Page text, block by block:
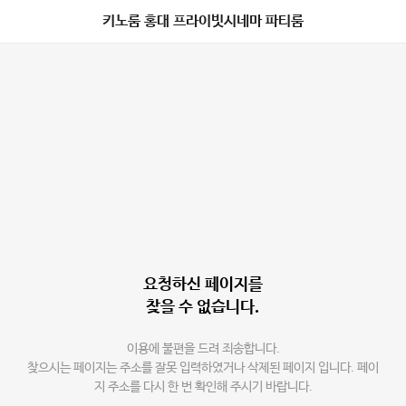
키노룸 홍대 프라이빗시네마 파티룸
요청하신 페이지를
찾을 수 없습니다.
이용에 불편을 드려 죄송합니다.
찾으시는 페이지는 주소를 잘못 입력하였거나 삭제된 페이지 입니다. 페이
지 주소를 다시 한 번 확인해 주시기 바랍니다.